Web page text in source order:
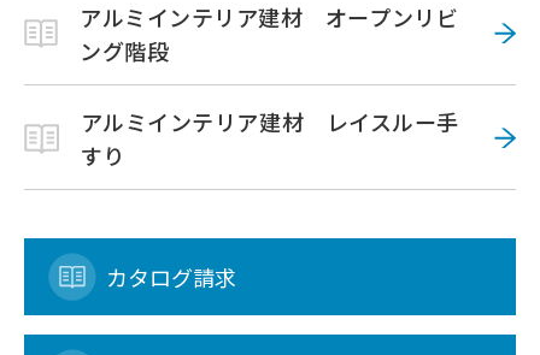
アルミインテリア建材 オープンリビ
ング階段
アルミインテリア建材 レイスルー手
すり
カタログ請求